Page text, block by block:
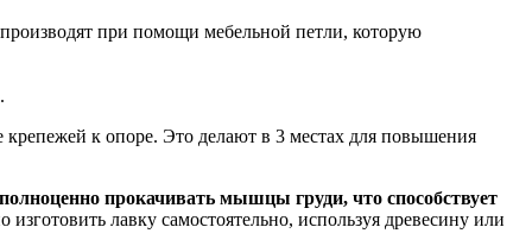
при помощи мебельной петли, которую
крепежей к опоре. Это делают в 3 местах для повышения
прокачивать мышцы груди, что способствует
лавку самостоятельно, используя древесину или